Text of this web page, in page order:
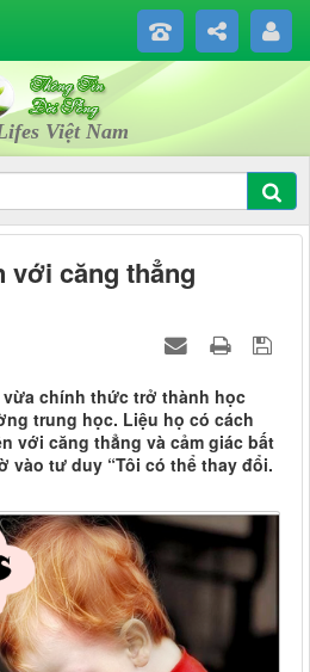
Việt Nam
với căng thẳng
vừa chính thức trở thành học
trung học. Liệu họ có cách
với căng thẳng và cảm giác bất
vào tư duy “Tôi có thể thay đổi.